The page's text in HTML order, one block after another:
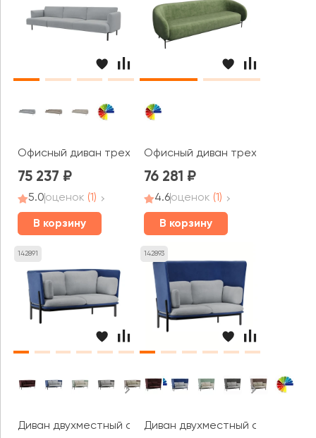
Офисный диван трехместный Стенли / Stenly
75 237
5.0оценок (1)
В корзину
Офисный диван трехместный
76 281
4.6оценок (1)
В корзину
142891
Диван двухместный с низкой спинкой Стато / Stato
142893
Диван двухместный с высокой